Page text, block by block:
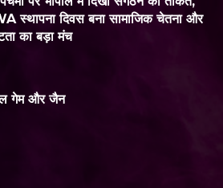
स्थापना दिवस बना सामाजिक चेतना और
का बड़ा मंच
गेम और जैन